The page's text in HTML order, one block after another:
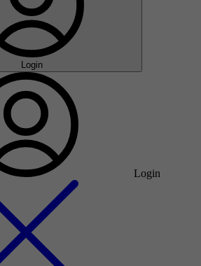
Login
Login